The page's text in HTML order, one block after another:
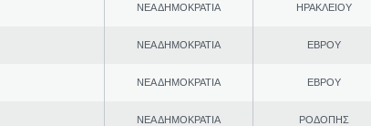
ΝΕΑ ΔΗΜΟΚΡΑΤΙΑ ΗΡΑΚΛΕΙΟΥ
ΝΕΑ ΔΗΜΟΚΡΑΤΙΑ ΕΒΡΟΥ
ΝΕΑ ΔΗΜΟΚΡΑΤΙΑ ΕΒΡΟΥ
ΝΕΑ ΔΗΜΟΚΡΑΤΙΑ ΡΟΔΟΠΗΣ